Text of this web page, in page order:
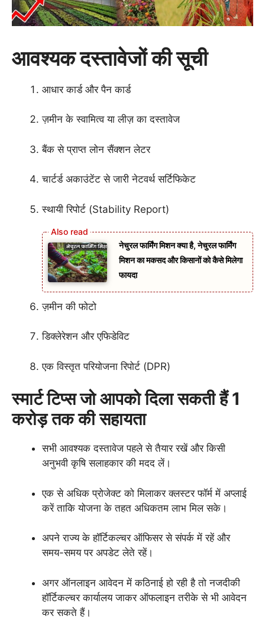
आवश्यक दस्तावेजों की सूची
आधार कार्ड और पैन कार्ड
ज़मीन के स्वामित्व या लीज़ का दस्तावेज
बैंक से प्राप्त लोन सैंक्शन लेटर
चार्टर्ड अकाउंटेंट से जारी नेटवर्थ सर्टिफिकेट
स्थायी रिपोर्ट (Stability Report)
नेचुरल फार्मिंग मिशन क्या है, नेचुरल फार्मिंग
मिशन का मकसद और किसानों को कैसे मिलेगा
फायदा
ज़मीन की फोटो
डिक्लेरेशन और एफिडेविट
एक विस्तृत परियोजना रिपोर्ट (DPR)
स्मार्ट टिप्स जो आपको दिला सकती हैं 1
करोड़ तक की सहायता
सभी आवश्यक दस्तावेज पहले से तैयार रखें और किसी
अनुभवी कृषि सलाहकार की मदद लें।
एक से अधिक प्रोजेक्ट को मिलाकर क्लस्टर फॉर्म में अप्लाई
करें ताकि योजना के तहत अधिकतम लाभ मिल सके।
अपने राज्य के हॉर्टिकल्चर ऑफिसर से संपर्क में रहें और
समय-समय पर अपडेट लेते रहें।
अगर ऑनलाइन आवेदन में कठिनाई हो रही है तो नजदीकी
हॉर्टिकल्चर कार्यालय जाकर ऑफलाइन तरीके से भी आवेदन
कर सकते हैं।